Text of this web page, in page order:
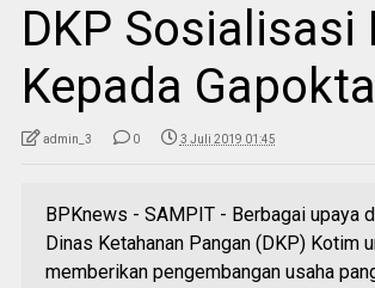
DKP Sosialisasi
Kepada
admin_3 0 3 Juli 2019 01:45
BPKnews - SAMPIT - Berbagai upaya
Dinas Ketahanan Pangan (DKP) Kotim
memberikan pengembangan usaha